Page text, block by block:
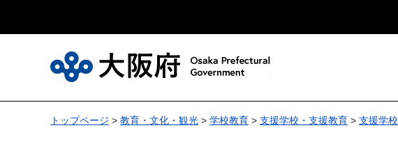
トップページ > 教育・文化・観光 > 学校教育 > 支援学校・支援教育 > 支援学校